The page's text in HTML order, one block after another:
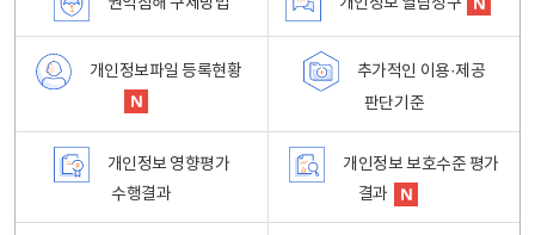
개인정보파일 등록현황
추가적인 이용·제공
판단기준
개인정보 영향평가
수행결과
개인정보 보호수준 평가
결과